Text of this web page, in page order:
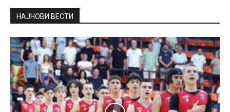
НАЈНОВИ ВЕСТИ